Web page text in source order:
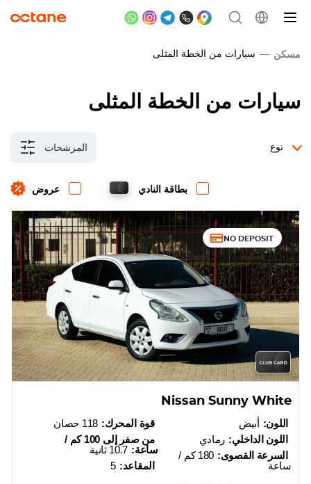
مسكن سيارات من الخطة المثلى
سيارات من الخطة المثلى
المرشحات
عروض بطاقة النادي
نوع
NO DEPOSIT
Nissan Sunny White
قوة المحرك: 118 حصان
من صفر إلى 100 كم /
ساعة: 10.7 ثانية
المقاعد: 5
اللون: أبيض
اللون الداخلي: رمادي
السرعة القصوى:
180 كم /
ساعة